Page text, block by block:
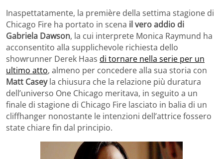
Inaspettatamente, la première della settima stagione di
Chicago Fire ha portato in scena il vero addio di
Gabriela Dawson, la cui interprete Monica Raymund ha
acconsentito alla supplichevole richiesta dello
showrunner Derek Haas di tornare nella serie per un
ultimo atto, almeno per concedere alla sua storia con
Matt Caseyla chiusura che la relazione più duratura
dell’universo One Chicago meritava, in seguito a un
finale di stagione di Chicago Fire lasciato in balia di un
cliffhanger nonostante le intenzioni dell’attrice fossero
state chiare fin dal principio.